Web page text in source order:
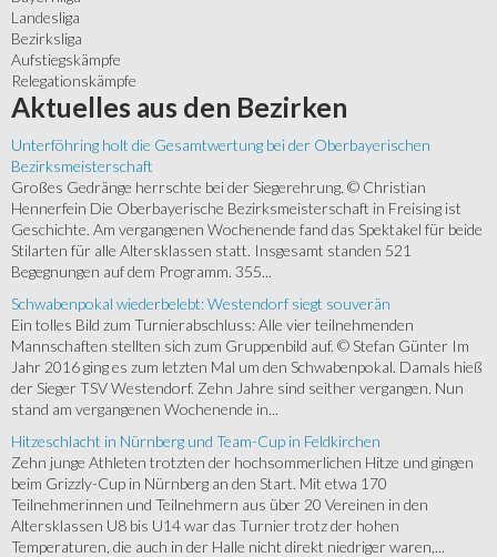
Landesliga
Bezirksliga
Aufstiegskämpfe
Relegationskämpfe
Aktuelles aus den Bezirken
Unterföhring holt die Gesamtwertung bei der Oberbayerischen
Bezirksmeisterschaft
Großes Gedränge herrschte bei der Siegerehrung. © Christian
Hennerfein Die Oberbayerische Bezirksmeisterschaft in Freising ist
Geschichte. Am vergangenen Wochenende fand das Spektakel für beide
Stilarten für alle Altersklassen statt. Insgesamt standen 521
Begegnungen auf dem Programm. 355...
Schwabenpokal wiederbelebt: Westendorf siegt souverän
Ein tolles Bild zum Turnierabschluss: Alle vier teilnehmenden
Mannschaften stellten sich zum Gruppenbild auf. © Stefan Günter Im
Jahr 2016 ging es zum letzten Mal um den Schwabenpokal. Damals hieß
der Sieger TSV Westendorf. Zehn Jahre sind seither vergangen. Nun
stand am vergangenen Wochenende in...
Hitzeschlacht in Nürnberg und Team-Cup in Feldkirchen
Zehn junge Athleten trotzten der hochsommerlichen Hitze und gingen
beim Grizzly-Cup in Nürnberg an den Start. Mit etwa 170
Teilnehmerinnen und Teilnehmern aus über 20 Vereinen in den
Altersklassen U8 bis U14 war das Turnier trotz der hohen
Temperaturen, die auch in der Halle nicht direkt niedriger waren,...